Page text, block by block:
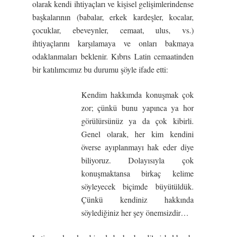
olarak kendi ihtiyaçları ve kişisel gelişimlerindense
başkalarının (babalar, erkek kardeşler, kocalar,
çocuklar, ebeveynler, cemaat, ulus, vs.)
ihtiyaçlarını karşılamaya ve onları bakmaya
odaklanmaları beklenir. Kıbrıs Latin cemaatinden
bir katılımcımız bu durumu şöyle ifade etti:
Kendim hakkımda konuşmak çok
zor; çünkü bunu yapınca ya hor
görülürsünüz ya da çok kibirli.
Genel olarak, her kim kendini
överse ayıplanmayı hak eder diye
biliyoruz. Dolayısıyla çok
konuşmaktansa birkaç kelime
söyleyecek biçimde büyütüldük.
Çünkü kendiniz hakkında
söylediğiniz her şey önemsizdir…